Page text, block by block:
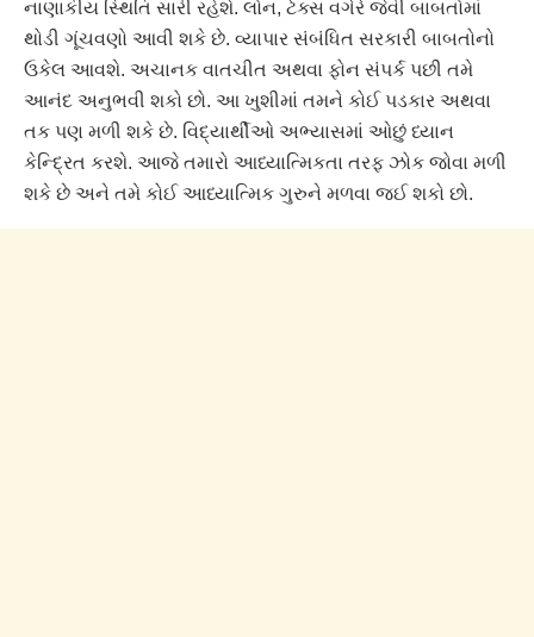
નાણાકીય સ્થિતિ સારી રહેશે. લોન, ટેક્સ વગેરે જેવી બાબતોમાં
થોડી ગૂંચવણો આવી શકે છે. વ્યાપાર સંબંધિત સરકારી બાબતોનો
ઉકેલ આવશે. અચાનક વાતચીત અથવા ફોન સંપર્ક પછી તમે
આનંદ અનુભવી શકો છો. આ ખુશીમાં તમને કોઈ પડકાર અથવા
તક પણ મળી શકે છે. વિદ્યાર્થીઓ અભ્યાસમાં ઓછું ધ્યાન
કેન્દ્રિત કરશે. આજે તમારો આધ્યાત્મિકતા તરફ ઝોક જોવા મળી
શકે છે અને તમે કોઈ આધ્યાત્મિક ગુરુને મળવા જઈ શકો છો.